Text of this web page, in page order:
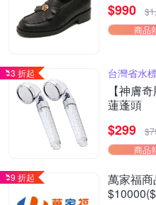
$990
商品
3 折起 台灣省水
【神膚
蓮蓬頭
$299
商品
9 折起
萬家福